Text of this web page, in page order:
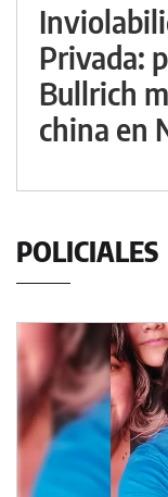
Privada:
Bullrich
china en
POLICIALES